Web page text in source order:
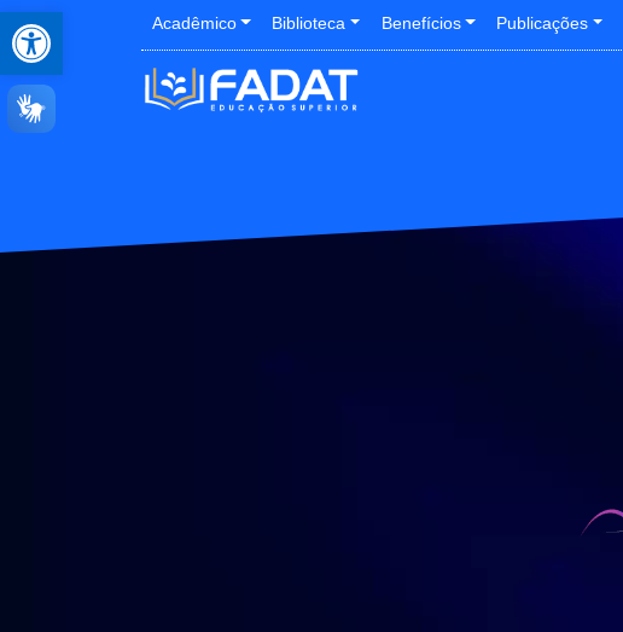
Abrir a barra de ferramentas
Acadêmico Biblioteca Benefícios Publicações